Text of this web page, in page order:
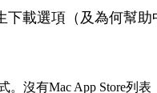
下載選項（及為何幫助
。沒有Mac App Store列表